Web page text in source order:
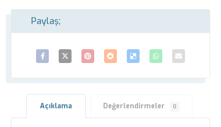
Açıklama Değerlendirmeler 0